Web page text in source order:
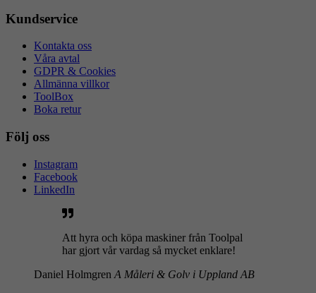
Kundservice
Kontakta oss
Våra avtal
GDPR & Cookies
Allmänna villkor
ToolBox
Boka retur
Följ oss
Instagram
Facebook
LinkedIn
Att hyra och köpa maskiner från Toolpal
har gjort vår vardag så mycket enklare!
Daniel Holmgren A Måleri & Golv i Uppland AB